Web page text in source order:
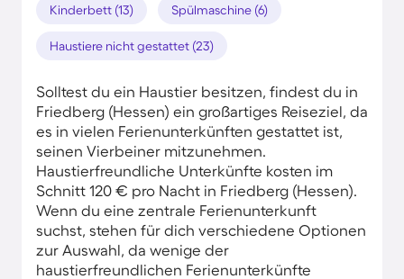
Kinderbett (13) Spülmaschine (6)
Haustiere nicht gestattet (23)
Solltest du ein Haustier besitzen, findest du in
Friedberg (Hessen) ein großartiges Reiseziel, da
es in vielen Ferienunterkünften gestattet ist,
seinen Vierbeiner mitzunehmen.
Haustierfreundliche Unterkünfte kosten im
Schnitt 120 € pro Nacht in Friedberg (Hessen).
Wenn du eine zentrale Ferienunterkunft
suchst, stehen für dich verschiedene Optionen
zur Auswahl, da wenige der
haustierfreundlichen Ferienunterkünfte